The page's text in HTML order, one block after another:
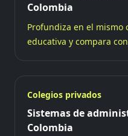
Colombia
Profundiza en el
educativa y compara
Colegios privados
Sistemas de
Colombia